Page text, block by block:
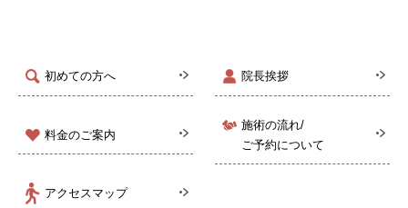
初めての方へ 院長挨拶
料金のご案内
施術の流れ/
ご予約について
アクセスマップ